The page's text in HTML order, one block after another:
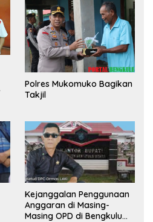
Polres Mukomuko Bagikan
Takjil
Kejanggalan Penggunaan
Anggaran di Masing-
Masing OPD di Bengkulu